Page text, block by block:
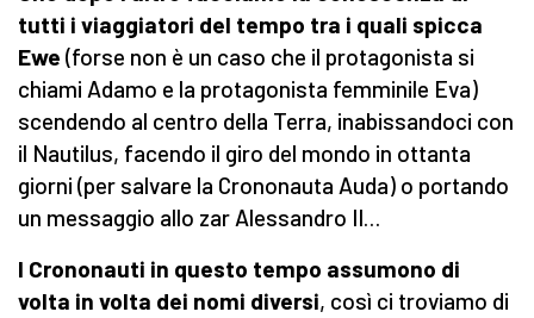
tutti i viaggiatori del tempo tra i quali spicca
Ewe (forse non è un caso che il protagonista si
chiami Adamo e la protagonista femminile Eva)
scendendo al centro della Terra, inabissandoci con
il Nautilus, facendo il giro del mondo in ottanta
giorni (per salvare la Crononauta Auda) o portando
un messaggio allo zar Alessandro II…
I Crononauti in questo tempo assumono di
volta in volta dei nomi diversi, così ci troviamo di